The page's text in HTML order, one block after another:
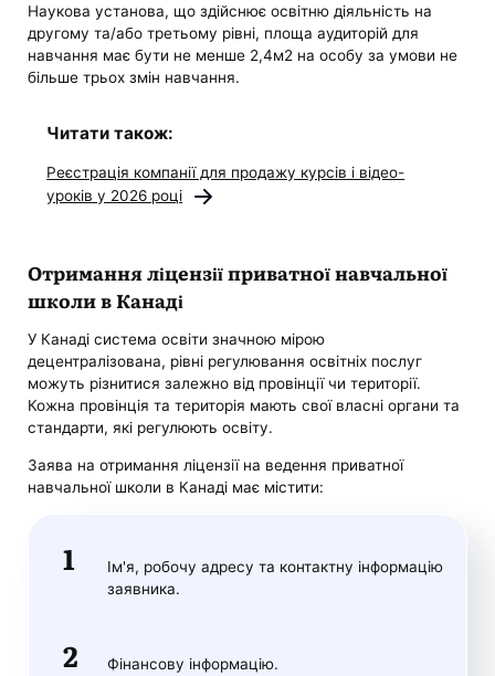
Наукова установа, що здійснює освітню діяльність на
другому та/або третьому рівні, площа аудиторій для
навчання має бути не менше 2,4м2 на особу за умови не
більше трьох змін навчання.
Читати також:
Реєстрація компанії для продажу курсів і відео-
уроків у 2026 році
Отримання ліцензії приватної навчальної
школи в Канаді
У Канаді система освіти значною мірою
децентралізована, рівні регулювання освітніх послуг
можуть різнитися залежно від провінції чи території.
Кожна провінція та територія мають свої власні органи та
стандарти, які регулюють освіту.
Заява на отримання ліцензії на ведення приватної
навчальної школи в Канаді має містити:
Ім'я, робочу адресу та контактну інформацію
заявника.
Фінансову інформацію.